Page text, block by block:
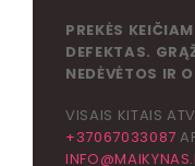
PREKĖS
DEFEKTAS.
NEDĖVĖTOS IR
VISAIS KITAIS
+37067033087